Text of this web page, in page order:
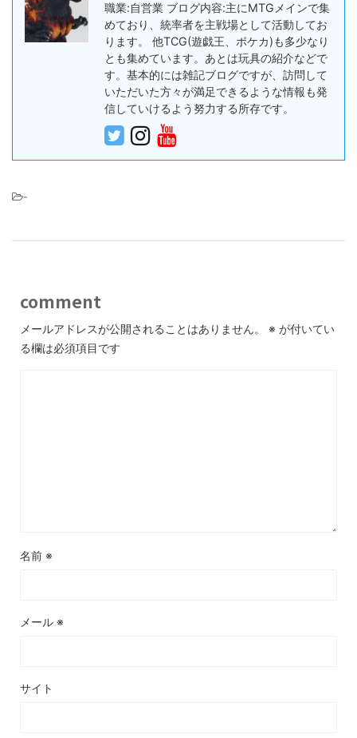
職業:自営業 ブログ内容:主にMTGメインで集
めており、統率者を主戦場として活動してお
ります。 他TCG(遊戯王、ポケカ)も多少なり
とも集めています。あとは玩具の紹介などで
す。基本的には雑記ブログですが、訪問して
いただいた方々が満足できるような情報も発
信していけるよう努力する所存です。
-
comment
メールアドレスが公開されることはありません。 ※ が付いてい
る欄は必須項目です
名前 ※
メール ※
サイト